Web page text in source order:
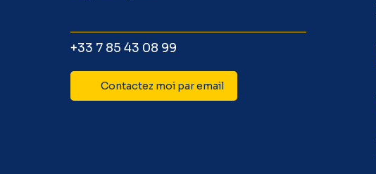
+33 7 85 43 08 99
Contactez moi par email